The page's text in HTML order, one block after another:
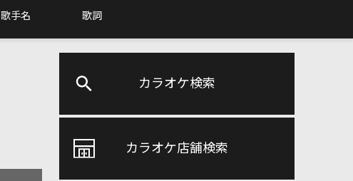
歌手名 歌詞
カラオケ検索
カラオケ店舗検索